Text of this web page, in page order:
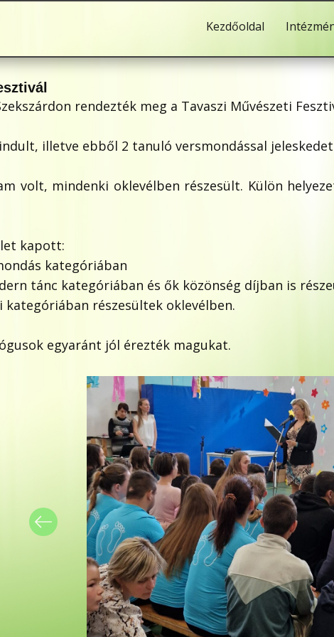
Kezdőoldal
rendezték meg a Tavaszi Művészeti
illetve ebből 2 tanuló versmondással
volt, mindenki oklevélben részesült. Külön
kapott:
kategóriában
tánc kategóriában és ők közönség díjban is
kategóriában részesültek oklevélben.
egyaránt jól érezték magukat.